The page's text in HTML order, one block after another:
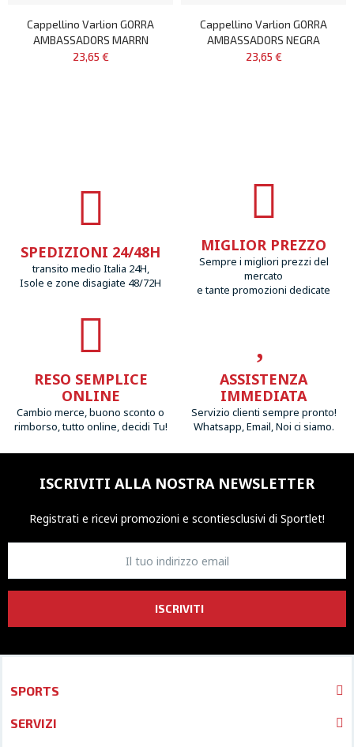
Cappellino Varlion GORRA
AMBASSADORS MARRN
23,65 €
Cappellino Varlion GORRA
AMBASSADORS NEGRA
23,65 €
SPEDIZIONI 24/48H
transito medio Italia 24H,
Isole e zone disagiate 48/72H
MIGLIOR PREZZO
Sempre i migliori prezzi del
mercato
e tante promozioni dedicate
RESO SEMPLICE
ONLINE
Cambio merce, buono sconto o
rimborso, tutto online, decidi Tu!
ASSISTENZA
IMMEDIATA
Servizio clienti sempre pronto!
Whatsapp, Email, Noi ci siamo.
ISCRIVITI ALLA NOSTRA NEWSLETTER
Registrati e ricevi promozioni e scontiesclusivi di Sportlet!
ISCRIVITI
SPORTS
SERVIZI